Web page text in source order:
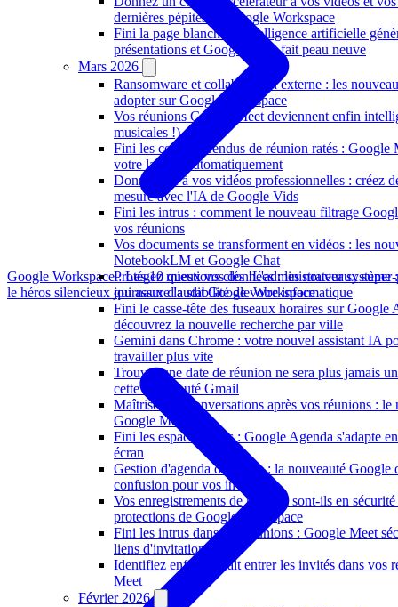
dernières pépites de Google Workspace
Fini la page blanche : l'intelligence artificielle
présentations et Google Meet fait peau neuve
Mars 2026
Ransomware et collaboration externe : les
adopter sur Google Workspace
Vos réunions Google Meet deviennent enfin
musicales !)
Fini les comptes rendus de réunion ratés : Google
votre langue automatiquement
Donnez vie à vos vidéos professionnelles : créez
mesure avec l'IA de Google Vids
Fini les intrus : comment le nouveau filtrage
vos réunions
Vos documents se transforment en vidéos : les
NotebookLM et Google Chat
Protégez mieux vos données : les nouveaux
journaux d'audit Google Workspace
Fini le casse-tête des fuseaux horaires sur Google
découvrez la nouvelle recherche par ville
Gemini dans Chrome : votre nouvel assistant IA
travailler plus vite
Trouver une date de réunion ne sera plus jamais
cette nouveauté Gmail
Maîtrisez les conversations après vos réunions : le
Google Meet
Fini les espaces vides : Google Agenda s'adapte
écran
Gestion d'agenda déléguée : la nouveauté Google
confusion pour vos invités
Vos enregistrements de réunion sont-ils en
protections de Google Workspace
Fini les intrus dans vos réunions : Google Meet
liens d'invitation
Identifiez enfin qui fait entrer les invités dans vos
Meet
Février 2026
Google Workspace : Les 10 questions clés !L'administrateur système :
le héros silencieux qui assure la stabilité de votre informatique